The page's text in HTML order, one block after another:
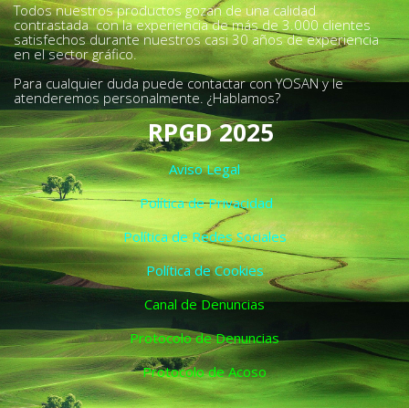
Todos nuestros productos gozan de una calidad
contrastada con la experiencia de más de 3.000 clientes
satisfechos durante nuestros casi 30 años de experiencia
en el sector gráfico.
Para cualquier duda puede contactar con YOSAN y le
atenderemos personalmente. ¿Hablamos?
RPGD 2025
Aviso Legal
Política de Privacidad
Política de Redes Sociales
Política de Cookies
Canal de Denuncias
Protocolo de Denuncias
Protocolo de Acoso